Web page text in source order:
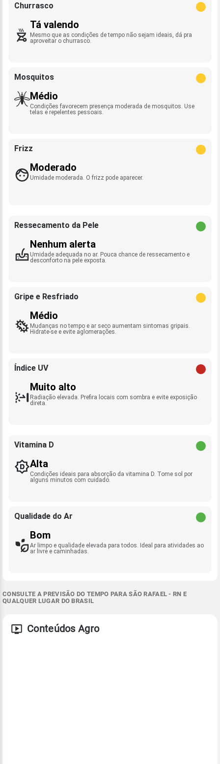
Churrasco
Tá valendo
Mesmo que as condições de tempo não sejam ideais, dá pra
aproveitar o churrasco.
Mosquitos
Médio
Condições favorecem presença moderada de mosquitos. Use
telas e repelentes pessoais.
Frizz
Moderado
Umidade moderada. O frizz pode aparecer.
Ressecamento da Pele
Nenhum alerta
Umidade adequada no ar. Pouca chance de ressecamento e
desconforto na pele exposta.
Gripe e Resfriado
Médio
Mudanças no tempo e ar seco aumentam sintomas gripais.
Hidrate-se e evite aglomerações.
Índice UV
Muito alto
Radiação elevada. Prefira locais com sombra e evite exposição
direta.
Vitamina D
Alta
Condições ideais para absorção da vitamina D. Tome sol por
alguns minutos com cuidado.
Qualidade do Ar
Bom
Ar limpo e qualidade elevada para todos. Ideal para atividades ao
ar livre e caminhadas.
CONSULTE A PREVISÃO DO TEMPO PARA SÃO RAFAEL - RN E
QUALQUER LUGAR DO BRASIL
Conteúdos Agro